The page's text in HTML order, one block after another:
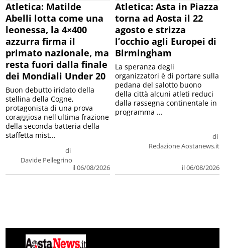
Atletica: Matilde
Abelli lotta come una
leonessa, la 4×400
azzurra firma il
primato nazionale, ma
resta fuori dalla finale
dei Mondiali Under 20
di
Davide Pellegrino
il 06/08/2026
Buon debutto iridato della
stellina della Cogne,
protagonista di una prova
coraggiosa nell'ultima frazione
della seconda batteria della
staffetta mist...
Atletica: Asta in Piazza
torna ad Aosta il 22
agosto e strizza
l’occhio agli Europei di
Birmingham
di
Redazione Aostanews.it
il 06/08/2026
La speranza degli
organizzatori è di portare sulla
pedana del salotto buono
della città alcuni atleti reduci
dalla rassegna continentale in
programma ...